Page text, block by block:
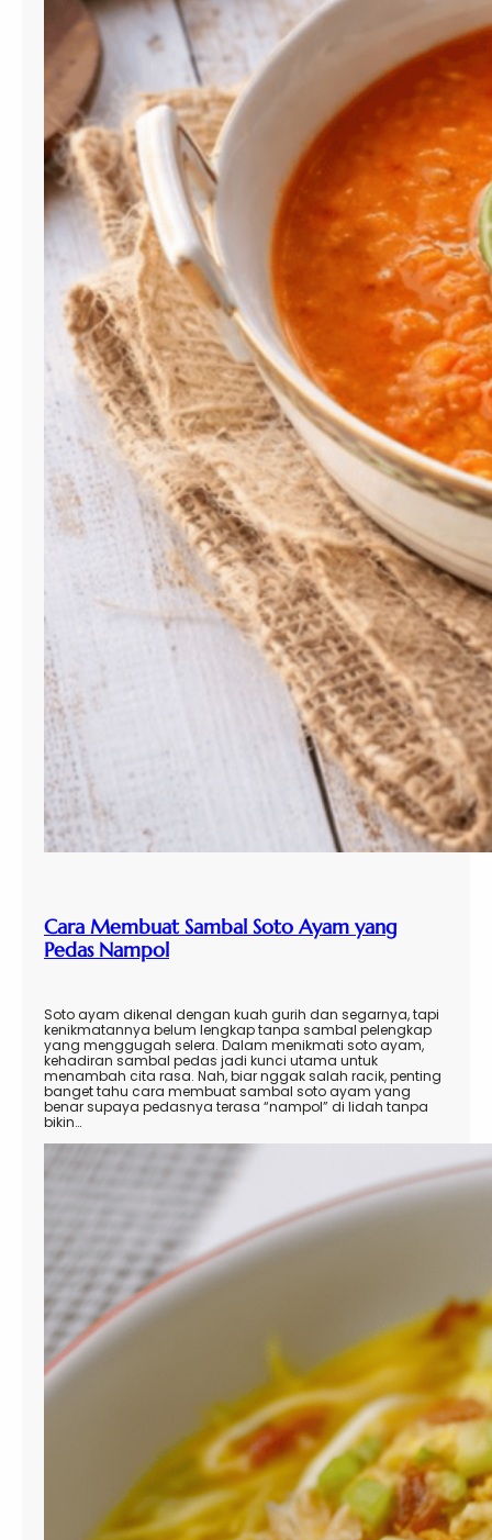
Cara Membuat Sambal Soto Ayam yang
Pedas Nampol
Soto ayam dikenal dengan kuah gurih dan segarnya, tapi
kenikmatannya belum lengkap tanpa sambal pelengkap
yang menggugah selera. Dalam menikmati soto ayam,
kehadiran sambal pedas jadi kunci utama untuk
menambah cita rasa. Nah, biar nggak salah racik, penting
banget tahu cara membuat sambal soto ayam yang
benar supaya pedasnya terasa “nampol” di lidah tanpa
bikin…